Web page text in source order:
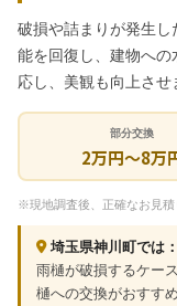
破損や詰まりが発生
能を回復し、建物へ
応し、美観も向上させ
部分交換
2万円〜8万
※現地調査後、正確なお見積
埼玉県神川町では：
雨樋が破損するケー
樋への交換がおすすめ